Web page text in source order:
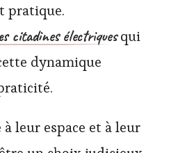
pratique.
citadines électriquesqui
dynamique
leur espace et à leur